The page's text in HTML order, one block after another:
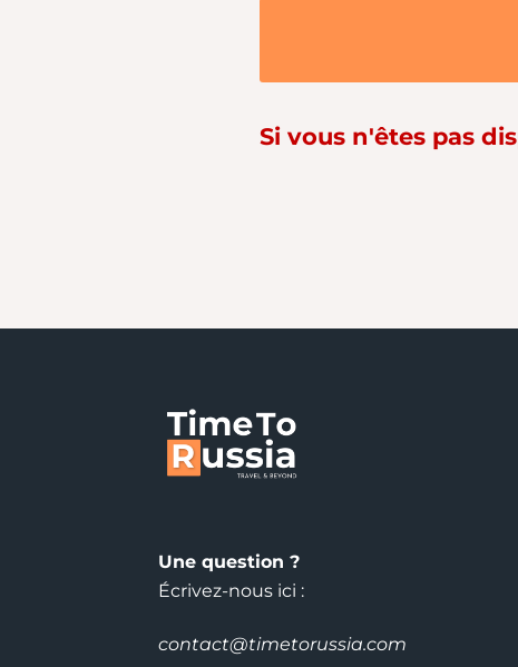
Si vous n'êtes pas
Une question ?
Écrivez-nous ici :
contact@timetorussia.com